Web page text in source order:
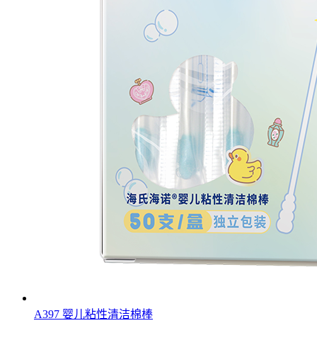
A397 婴儿粘性清洁棉棒